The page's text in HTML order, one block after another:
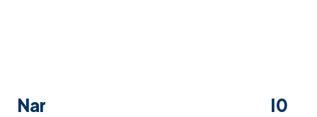
Narhinel Cerottini Nasali Bimbi 10